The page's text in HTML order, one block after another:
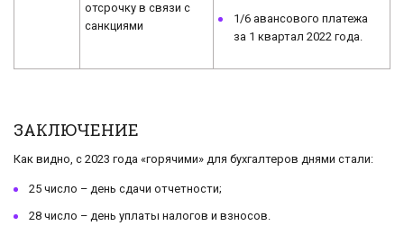
отсрочку в связи с
санкциями
1/6 авансового платежа
за 1 квартал 2022 года.
ЗАКЛЮЧЕНИЕ
Как видно, с 2023 года «горячими» для бухгалтеров днями стали:
25 число – день сдачи отчетности;
28 число – день уплаты налогов и взносов.